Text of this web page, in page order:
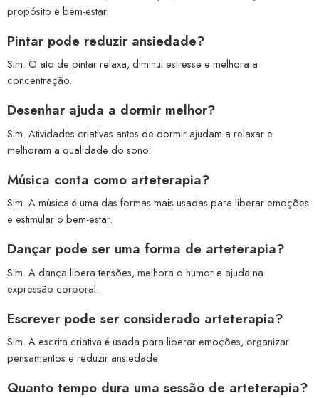
propósito e bem-estar.
Pintar pode reduzir ansiedade?
Sim. O ato de pintar relaxa, diminui estresse e melhora a
concentração.
Desenhar ajuda a dormir melhor?
Sim. Atividades criativas antes de dormir ajudam a relaxar e
melhoram a qualidade do sono.
Música conta como arteterapia?
Sim. A música é uma das formas mais usadas para liberar emoções
e estimular o bem-estar.
Dançar pode ser uma forma de arteterapia?
Sim. A dança libera tensões, melhora o humor e ajuda na
expressão corporal.
Escrever pode ser considerado arteterapia?
Sim. A escrita criativa é usada para liberar emoções, organizar
pensamentos e reduzir ansiedade.
Quanto tempo dura uma sessão de arteterapia?